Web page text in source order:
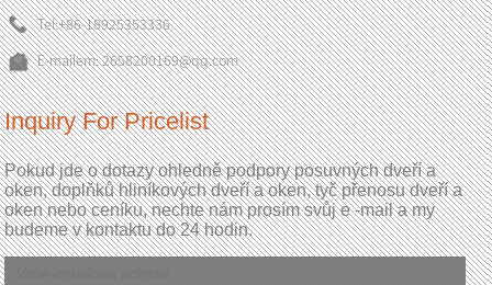
Tel:+86-18925353336
E-mailem:2658200169@qq.com
Inquiry For Pricelist
Pokud jde o dotazy ohledně podpory posuvných dveří a
oken, doplňků hliníkových dveří a oken, tyč přenosu dveří a
oken nebo ceníku, nechte nám prosím svůj e -mail a my
budeme v kontaktu do 24 hodin.